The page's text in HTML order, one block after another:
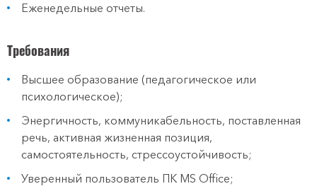
Еженедельные отчеты.
Требования
Высшее образование (педагогическое или
психологическое);
Энергичность‚ коммуникабельность, поставленная
речь, активная жизненная позиция,
самостоятельность, стрессоустойчивость;
Уверенный пользователь ПК MS Office;